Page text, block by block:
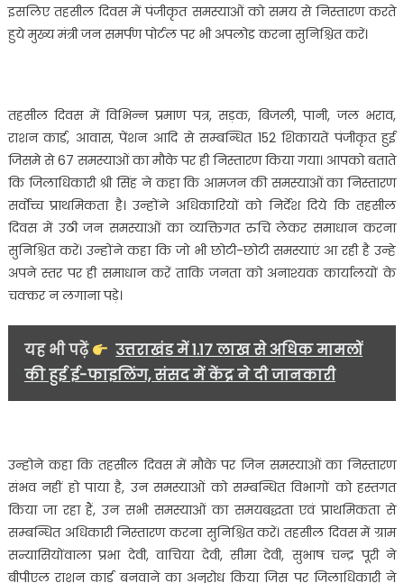
लेते
हुए
सुनिश्चित
करें–
जिलाधिकारी
इसलिए तहसील दिवस में पंजीकृत समस्याओं को समय से निस्तारण करते
हुये मुख्य मंत्री जन समर्पण पोर्टल पर भी अपलोड करना सुनिश्चित करें।
तहसील दिवस में विभिन्न प्रमाण पत्र, सड़क, बिजली, पानी, जल भराव,
राशन कार्ड, आवास, पेंशन आदि से सम्बन्धित 152 शिकायतें पंजीकृत हुई
जिसमे से 67 समस्याओं का मौके पर ही निस्तारण किया गया। आपको बताते
कि जिलाधिकारी श्री सिंह ने कहा कि आमजन की समस्याओं का निस्तारण
सर्वाेच्च प्राथमिकता है। उन्होंने अधिकारियों को निर्देश दिये कि तहसील
दिवस में उठी जन समस्याओं का व्यक्तिगत रुचि लेकर समाधान करना
सुनिश्चित करें। उन्होंने कहा कि जो भी छोटी-छोटी समस्याएं आ रही है उन्हे
अपने स्तर पर ही समाधान करें ताकि जनता को अनाश्यक कार्यालयों के
चक्कर न लगाना पड़े।
यह भी पढ़ें
उत्तराखंड में 1.17 लाख से अधिक मामलों
की हुई ई-फाइलिंग, संसद में केंद्र ने दी जानकारी
उन्होने कहा कि तहसील दिवस में मौके पर जिन समस्याओं का निस्तारण
संभव नहीं हो पाया है, उन समस्याओं को सम्बन्धित विभागों को हस्तगत
किया जा रहा हैं, उन सभी समस्याओं का समयबद्धता एवं प्राथमिकता से
सम्बन्धित अधिकारी निस्तारण करना सुनिश्चित करें। तहसील दिवस में ग्राम
सन्यासियोंवाला प्रभा देवी, वाचिया देवी, सीमा देवी, सुभाष चन्द्र पूरी ने
बीपीएल राशन कार्ड बनवाने का अनुरोध किया जिस पर जिलाधिकारी ने